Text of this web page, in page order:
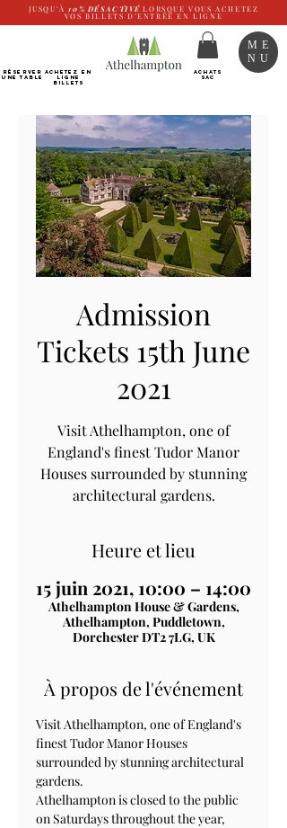
JUSQU'À 10% DÉSACTIVÉ LORSQUE VOUS ACHETEZ
VOS BILLETS D'ENTRÉE EN LIGNE
RÉSERVER
UNE TABLE
Achetez EN
LIGNE
Billets
ACHATS
SAC
ME
NU
Admission
Tickets 15th June
2021
Visit Athelhampton, one of
England's finest Tudor Manor
Houses surrounded by stunning
architectural gardens.
Heure et lieu
15 juin 2021, 10:00 – 14:00
Athelhampton House & Gardens,
Athelhampton, Puddletown,
Dorchester DT2 7LG, UK
À propos de l'événement
Visit Athelhampton, one of England's
finest Tudor Manor Houses
surrounded by stunning architectural
gardens.
Athelhampton is closed to the public
on Saturdays throughout the year,